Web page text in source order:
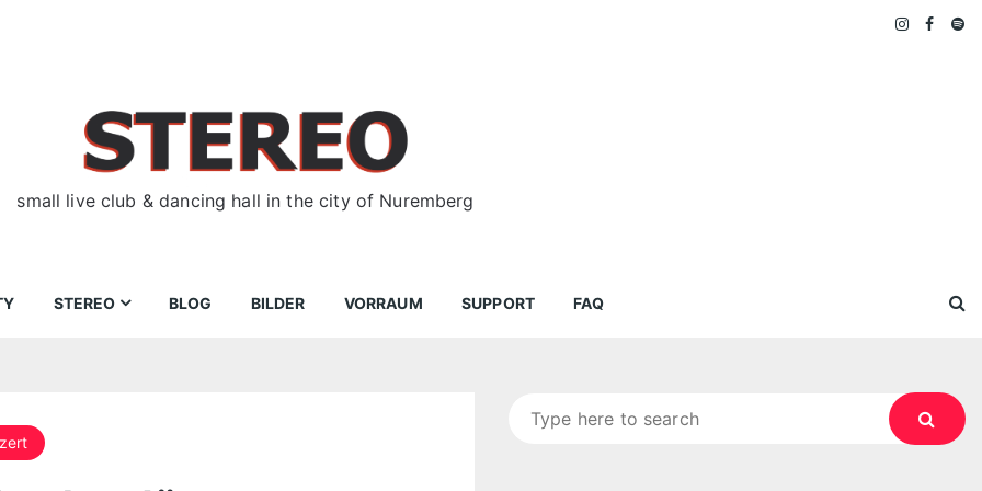
small live club & dancing hall in the city of Nuremberg
STEREO BLOG BILDER VORRAUM SUPPORT FAQ
for: